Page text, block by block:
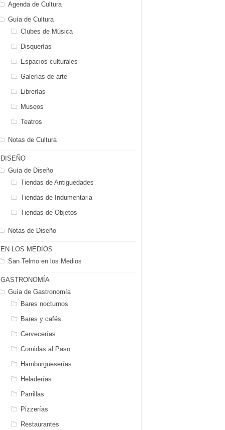
Agenda de Cultura
Guía de Cultura
Clubes de Música
Disquerías
Espacios culturales
Galerías de arte
Librerías
Museos
Teatros
Notas de Cultura
DISEÑO
Guía de Diseño
Tiendas de Antiguedades
Tiendas de Indumentaria
Tiendas de Objetos
Notas de Diseño
EN LOS MEDIOS
San Telmo en los Medios
GASTRONOMÍA
Guía de Gastronomía
Bares nocturnos
Bares y cafés
Cervecerías
Comidas al Paso
Hamburgueserías
Heladerías
Parrillas
Pizzerías
Restaurantes